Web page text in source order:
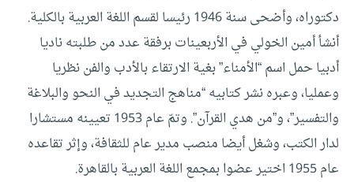
دكتوراه، وأضحى سنة 1946 رئيسا لقسم اللغة العربية بالكلية.
أنشأ أمين الخولي في الأربعينات برفقة عدد من طلبته ناديا
أدبيا حمل اسم “الأمناء” بغية الارتقاء بالأدب والفن نظريا
وعمليا، وعبره نشر كتابيه “مناهج التجديد في النحو والبلاغة
والتفسير”، و”من هدي القرآن”. وتمّ عام 1953 تعيينه مستشارا
لدار الكتب، وشغل أيضا منصب مدير عام للثقافة، وإثر تقاعده
عام 1955 اختير عضوا بمجمع اللغة العربية بالقاهرة.